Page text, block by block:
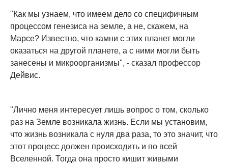
"Как мы узнаем, что имеем дело со специфичным
процессом генезиса на земле, а не, скажем, на
Марсе? Известно, что камни с этих планет могли
оказаться на другой планете, а с ними могли быть
занесены и микроорганизмы", - сказал профессор
Дейвис.
"Лично меня интересует лишь вопрос о том, сколько
раз на Земле возникала жизнь. Если мы установим,
что жизнь возникала с нуля два раза, то это значит, что
этот процесс должен происходить и по всей
Вселенной. Тогда она просто кишит живыми